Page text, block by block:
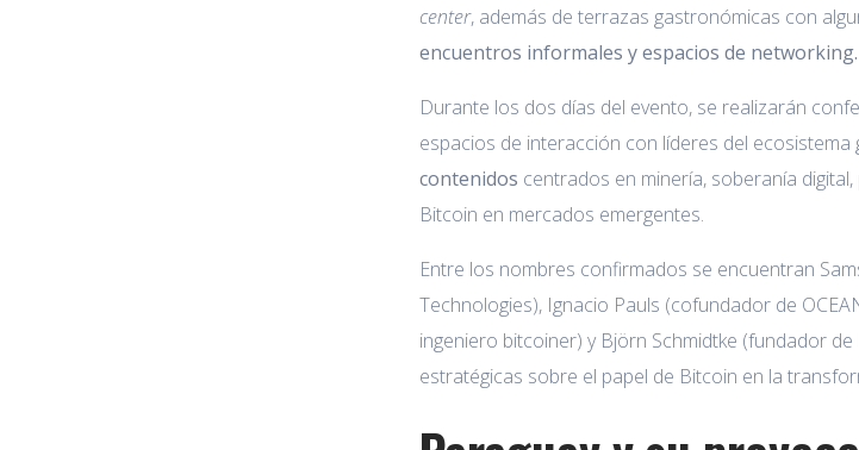
center, además de terrazas gastronómicas con
encuentros informales y espacios de networking.
Durante los dos días del evento, se realizarán
espacios de interacción con líderes del ecosistema
contenidos centrados en minería, soberanía
Bitcoin en mercados emergentes.
Entre los nombres confirmados se encuentran
Technologies), Ignacio Pauls (cofundador de
ingeniero bitcoiner) y Björn Schmidtke (fundador
estratégicas sobre el papel de Bitcoin en la